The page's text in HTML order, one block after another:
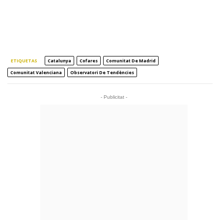
ETIQUETAS Catalunya Cofares
Comunitat De Madrid
Comunitat Valenciana
Observatori De Tendències
- Publicitat -